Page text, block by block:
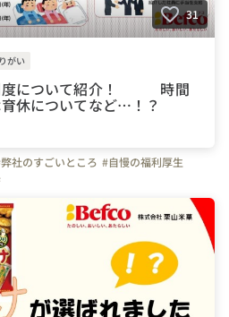
31
がい
制度について紹介！ 時間
休についてなど…！？
社のすごいところ #自慢の福利厚生